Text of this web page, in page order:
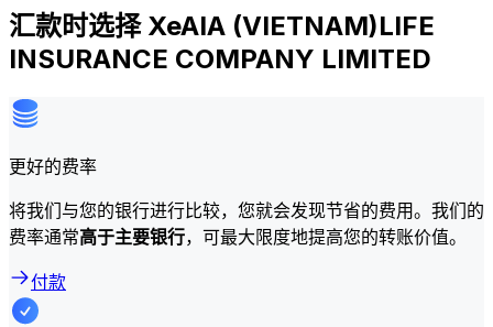
汇款时选择 XeAIA (VIETNAM)LIFE
INSURANCE COMPANY LIMITED
更好的费率
将我们与您的银行进行比较，您就会发现节省的费用。我们的
费率通常高于主要银行，可最大限度地提高您的转账价值。
付款